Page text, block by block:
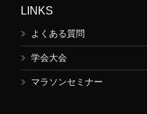
LINKS
よくある質問
学会大会
マラソンセミナー